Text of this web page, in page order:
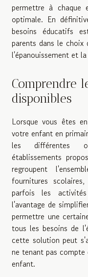
permettre à chaque
optimale. En
besoins éducatifs
parents dans le
l'épanouissement et
Comprendre
disponibles
Lorsque vous êtes
votre enfant en
les différentes
établissements
regroupent
fournitures
parfois les
l'avantage de
permettre une
tous les besoins de
cette solution peut
ne tenant pas compte
enfant.